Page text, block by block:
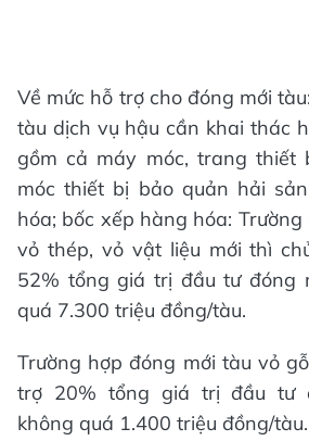
Về mức hỗ trợ cho đóng mới
tàu dịch vụ hậu cần khai thác
gồm cả máy móc, trang thiết
móc thiết bị bảo quản hải
hóa; bốc xếp hàng hóa:
vỏ thép, vỏ vật liệu mới thì
52% tổng giá trị đầu tư đóng
quá 7.300 triệu đồng/tàu.
Trường hợp đóng mới tàu vỏ
trợ 20% tổng giá trị đầu tư
không quá 1.400 triệu đồng/tàu.